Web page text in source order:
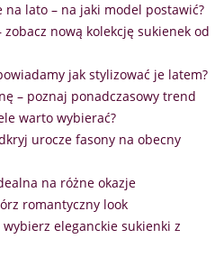
lato – na jaki model postawić?
nową kolekcję sukienek od
jak stylizować je latem?
– poznaj ponadczasowy trend
warto wybierać?
urocze fasony na obecny
na różne okazje
romantyczny look
eleganckie sukienki z